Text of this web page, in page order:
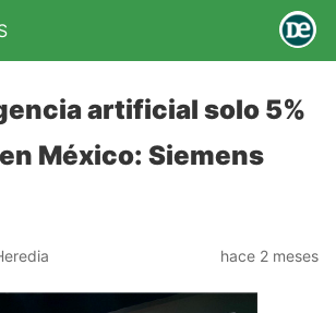
artificial solo 5%
México: Siemens
hace 2 meses